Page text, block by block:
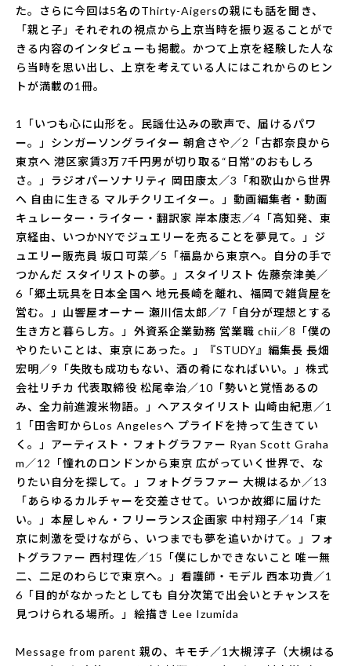
た。さらに今回は5名のThirty-Aigersの親にも話を聞き、
「親と子」それぞれの視点から上京当時を振り返ることがで
きる内容のインタビューも掲載。かつて上京を経験した人な
ら当時を思い出し、上京を考えている人にはこれからのヒン
トが満載の1冊。
1「いつも心に山形を。民謡仕込みの歌声で、届けるパワ
ー。」シンガーソングライター 朝倉さや／2「古都奈良から
東京へ 港区家賃3万7千円男が切り取る“日常”のおもしろ
さ。」ラジオパーソナリティ 岡田康太／3「和歌山から世界
へ 自由に生きる マルチクリエイター。」動画編集者・動画
キュレーター・ライター・翻訳家 岸本康志／4「高知発、東
京経由、いつかNYでジュエリーを売ることを夢見て。」ジ
ュエリー販売員 坂口可菜／5「福島から東京へ。自分の手で
つかんだ スタイリストの夢。」スタイリスト 佐藤奈津美／
6「郷土玩具を日本全国へ 地元長崎を離れ、福岡で雑貨屋を
営む。」山響屋オーナー 瀬川信太郎／7「自分が理想とする
生き方と暮らし方。」外資系企業勤務 営業職 chii／8「僕の
やりたいことは、東京にあった。」『STUDY』編集長 長畑
宏明／9「失敗も成功もない、酒の肴になればいい。」株式
会社リチカ 代表取締役 松尾幸治／10「勢いと覚悟あるの
み、全力前進渡米物語。」ヘアスタイリスト 山崎由紀恵／1
1「田舎町からLos Angelesへ プライドを持って生きてい
く。」アーティスト・フォトグラファー Ryan Scott Graha
m／12「憧れのロンドンから東京 広がっていく世界で、な
りたい自分を探して。」フォトグラファー 大槻はるか／13
「あらゆるカルチャーを交差させて。いつか故郷に届けた
い。」本屋しゃん・フリーランス企画家 中村翔子／14「東
京に刺激を受けながら、いつまでも夢を追いかけて。」フォ
トグラファー 西村理佐／15「僕にしかできないこと 唯一無
二、二足のわらじで東京へ。」看護師・モデル 西本功貴／1
6「目的がなかったとしても 自分次第で出会いとチャンスを
見つけられる場所。」絵描き Lee Izumida
Message from parent 親の、キモチ／1大槻淳子（大槻はる